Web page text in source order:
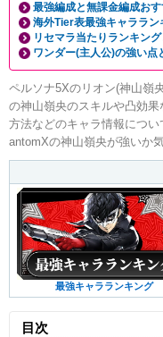
最強編成と無課金編成お
海外Tier表最強キャララン
リセマラ当たりランキン
ワンダー(主人公)の強い点
ペルソナ5Xのリオン(神山嶺
の神山嶺央のスキルや凸効
方法などのキャラ情報につ
antomXの神山嶺央が強いか
最強キャラランキング
目次